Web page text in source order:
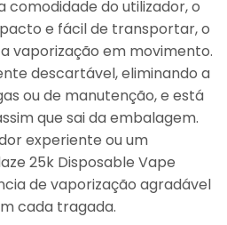
comodidade do utilizador, o
e fácil de transportar, o
vaporização em movimento.
descartável, eliminando a
ou de manutenção, e está
que sai da embalagem.
experiente ou um
25k Disposable Vape
de vaporização agradável
cada tragada.